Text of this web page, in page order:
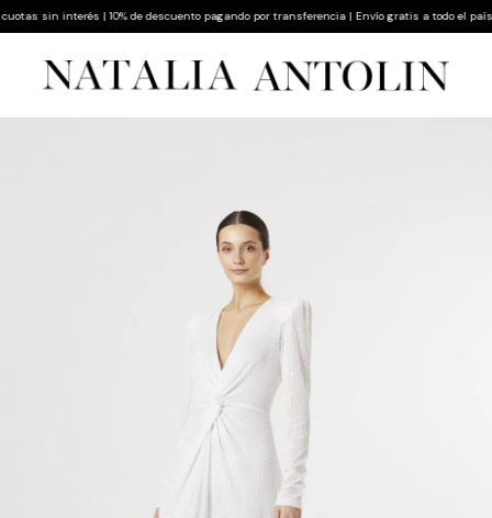
sin interés | 10% de descuento pagando por transferencia | Envío gratis a todo el país